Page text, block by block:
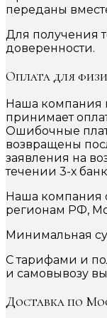
переданы
Для получения
доверенности.
Оплата для
Наша компания
принимает
Ошибочные
возвращены
заявления на
течении 3-х
Наша компания
регионам РФ,
Минимальная
С тарифами и
и самовывозу
Доставка по